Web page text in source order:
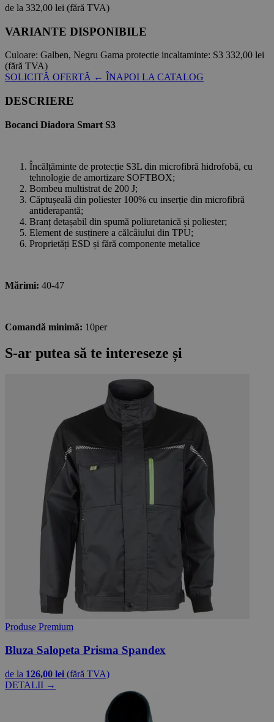
de la 332,00 lei (fără TVA)
VARIANTE DISPONIBILE
Culoare: Galben, Negru Gama protectie incaltaminte: S3 332,00 lei
(fără TVA)
SOLICITĂ OFERTĂ ← ÎNAPOI LA CATALOG
DESCRIERE
Bocanci Diadora Smart S3
Încălțăminte de protecție S3L din microfibră hidrofobă, cu
tehnologie de amortizare SOFTBOX;
Bombeu multistrat de 200 J;
Căptușeală din poliester 100% cu inserție din microfibră
antiderapantă;
Branț detașabil din spumă poliuretanică și poliester;
Element de susținere a călcâiului din TPU;
Proprietăți ESD și fără componente metalice
Mărimi: 40-47
Comandă minimă: 10per
S-ar putea să te intereseze și
Produse Premium
Bluza Salopeta Prisma Spandex
de la 126,00 lei (fără TVA)
DETALII →